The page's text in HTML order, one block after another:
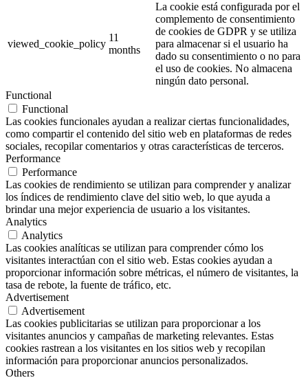
viewed_cookie_policy
11
months
La cookie está configurada por el
complemento de consentimiento
de cookies de GDPR y se utiliza
para almacenar si el usuario ha
dado su consentimiento o no para
el uso de cookies. No almacena
ningún dato personal.
Functional
Functional
Las cookies funcionales ayudan a realizar ciertas funcionalidades,
como compartir el contenido del sitio web en plataformas de redes
sociales, recopilar comentarios y otras características de terceros.
Performance
Performance
Las cookies de rendimiento se utilizan para comprender y analizar
los índices de rendimiento clave del sitio web, lo que ayuda a
brindar una mejor experiencia de usuario a los visitantes.
Analytics
Analytics
Las cookies analíticas se utilizan para comprender cómo los
visitantes interactúan con el sitio web. Estas cookies ayudan a
proporcionar información sobre métricas, el número de visitantes, la
tasa de rebote, la fuente de tráfico, etc.
Advertisement
Advertisement
Las cookies publicitarias se utilizan para proporcionar a los
visitantes anuncios y campañas de marketing relevantes. Estas
cookies rastrean a los visitantes en los sitios web y recopilan
información para proporcionar anuncios personalizados.
Others